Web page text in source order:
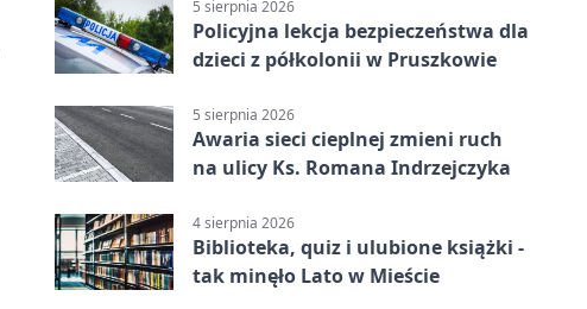
5 sierpnia 2026
Policyjna lekcja bezpieczeństwa dla
dzieci z półkolonii w Pruszkowie
5 sierpnia 2026
Awaria sieci cieplnej zmieni ruch
na ulicy Ks. Romana Indrzejczyka
4 sierpnia 2026
Biblioteka, quiz i ulubione książki -
tak minęło Lato w Mieście